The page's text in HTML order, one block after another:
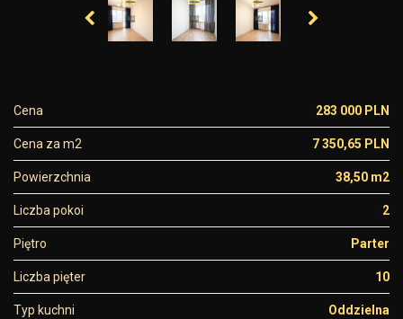
Cena 283 000 PLN
Cena za m2 7 350,65 PLN
Powierzchnia 38,50 m2
Liczba pokoi 2
Piętro Parter
Liczba pięter 10
Typ kuchni Oddzielna